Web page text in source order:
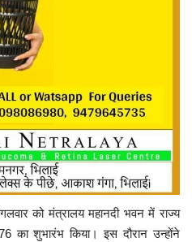
को मंत्रालय महानदी भवन में राज्य
का शुभारंभ किया। इस दौरान उन्होंने